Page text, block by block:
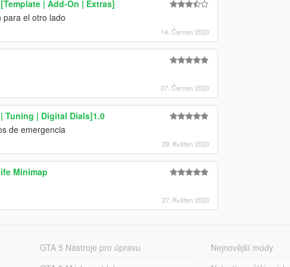
| Add-On | Extras]
para el otro lado
14. Červen 2020
07. Červen 2020
Tuning | Digital Dials]1.0
de emergencia
29. Květen 2020
Minimap
27. Květen 2020
GTA 5 Nástroje pro úpravu
Nejnovější módy